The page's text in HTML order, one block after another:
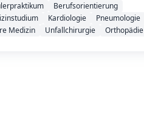
Berufsorientierung
Kardiologie
Pneumologie
Medizin
Unfallchirurgie Orthopädie